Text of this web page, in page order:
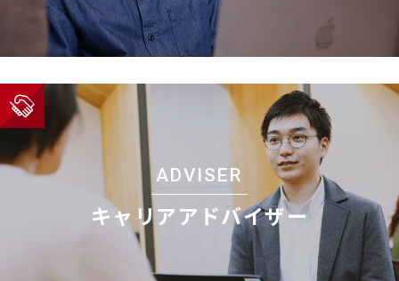
ADVISER
キャリアアドバイザー